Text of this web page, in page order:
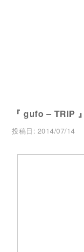
『 gufo – TRIP
投稿日: 2014/07/14